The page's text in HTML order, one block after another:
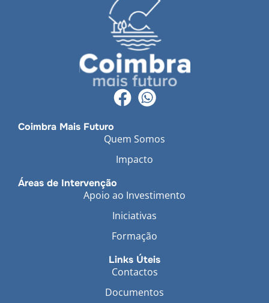
Coimbra Mais Futuro
Quem Somos
Impacto
Áreas de Intervenção
Apoio ao Investimento
Iniciativas
Formação
Links Úteis
Contactos
Documentos